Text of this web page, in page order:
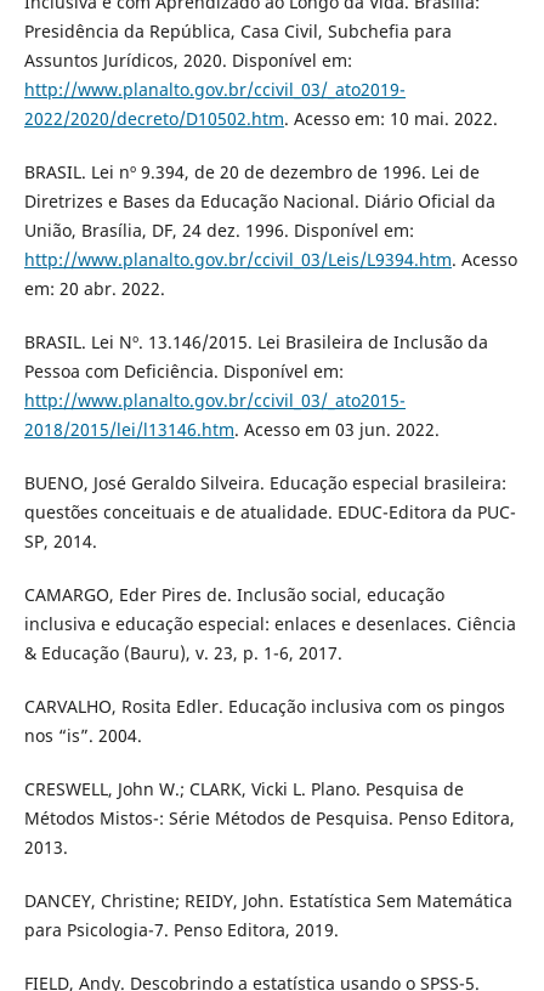
Presidência da República, Casa Civil, Subchefia para
Assuntos Jurídicos, 2020. Disponível em:
http://www.planalto.gov.br/ccivil_03/_ato2019-
2022/2020/decreto/D10502.htm. Acesso em: 10 mai. 2022.
BRASIL. Lei nº 9.394, de 20 de dezembro de 1996. Lei de
Diretrizes e Bases da Educação Nacional. Diário Oficial da
União, Brasília, DF, 24 dez. 1996. Disponível em:
http://www.planalto.gov.br/ccivil_03/Leis/L9394.htm. Acesso
em: 20 abr. 2022.
BRASIL. Lei Nº. 13.146/2015. Lei Brasileira de Inclusão da
Pessoa com Deficiência. Disponível em:
http://www.planalto.gov.br/ccivil_03/_ato2015-
2018/2015/lei/l13146.htm. Acesso em 03 jun. 2022.
BUENO, José Geraldo Silveira. Educação especial brasileira:
questões conceituais e de atualidade. EDUC-Editora da PUC-
SP, 2014.
CAMARGO, Eder Pires de. Inclusão social, educação
inclusiva e educação especial: enlaces e desenlaces. Ciência
& Educação (Bauru), v. 23, p. 1-6, 2017.
CARVALHO, Rosita Edler. Educação inclusiva com os pingos
nos “is”. 2004.
CRESWELL, John W.; CLARK, Vicki L. Plano. Pesquisa de
Métodos Mistos-: Série Métodos de Pesquisa. Penso Editora,
2013.
DANCEY, Christine; REIDY, John. Estatística Sem Matemática
para Psicologia-7. Penso Editora, 2019.
FIELD, Andy. Descobrindo a estatística usando o SPSS-5.